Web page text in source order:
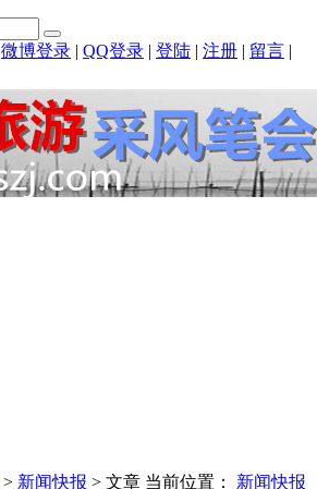
微博登录 | QQ登录 | 登陆 | 注册 | 留言 |
> 新闻快报 > 文章 当前位置： 新闻快报